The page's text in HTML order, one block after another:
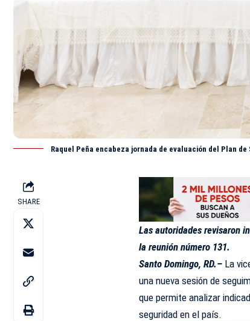
Raquel Peña encabeza jornada de evaluación del Plan de
SHARE
Las autoridades revisaron
la reunión número 131.
Santo Domingo, RD.– La
una nueva sesión de
que permite analizar
seguridad en el país.